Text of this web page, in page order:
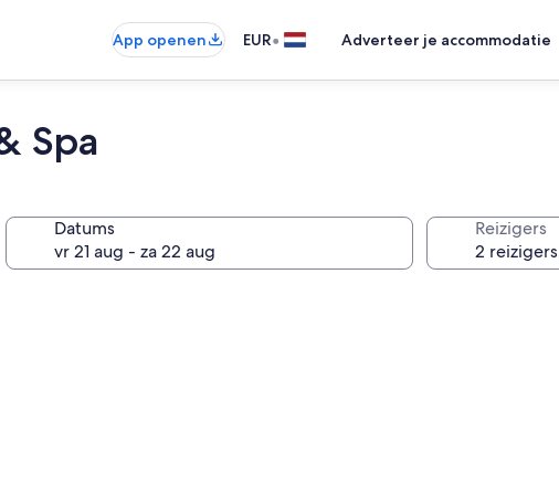
App openen EUR• Adverteer je accommodatie
Spa
Datums Reizigers